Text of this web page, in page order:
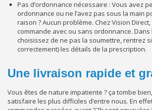
Pas d’ordonnance nécessaire : Vous avez
ordonnance ou ne l’avez pas sous la main
raison ? Aucun problème. Chez Vision
commande avec ou sans ordonnance. Dans
choisissez de ne pas la soumettre, rentrez
correctement) les détails de la prescription.
Une livraison rapide et
Vous êtes de nature impatiente ? ça tombe
satisfaire les plus difficiles d’entre nous. En